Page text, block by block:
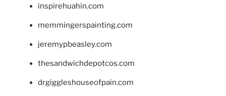
inspirehuahin.com
memmingerspainting.com
jeremypbeasley.com
thesandwichdepotcos.com
drgiggleshouseofpain.com